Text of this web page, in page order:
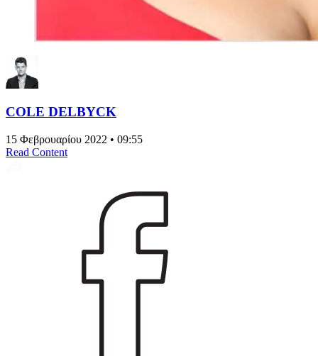
COLE DELBYCK
15 Φεβρουαρίου 2022 • 09:55
Read Content